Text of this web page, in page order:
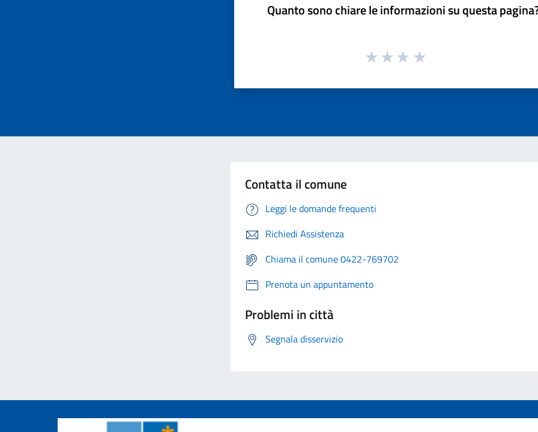
Quanto sono chiare le informazioni su questa
Contatta il comune
Leggi le domande frequenti
Richiedi Assistenza
Chiama il comune 0422-769702
Prenota un appuntamento
Problemi in città
Segnala disservizio